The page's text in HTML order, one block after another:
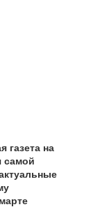
газета на
самой